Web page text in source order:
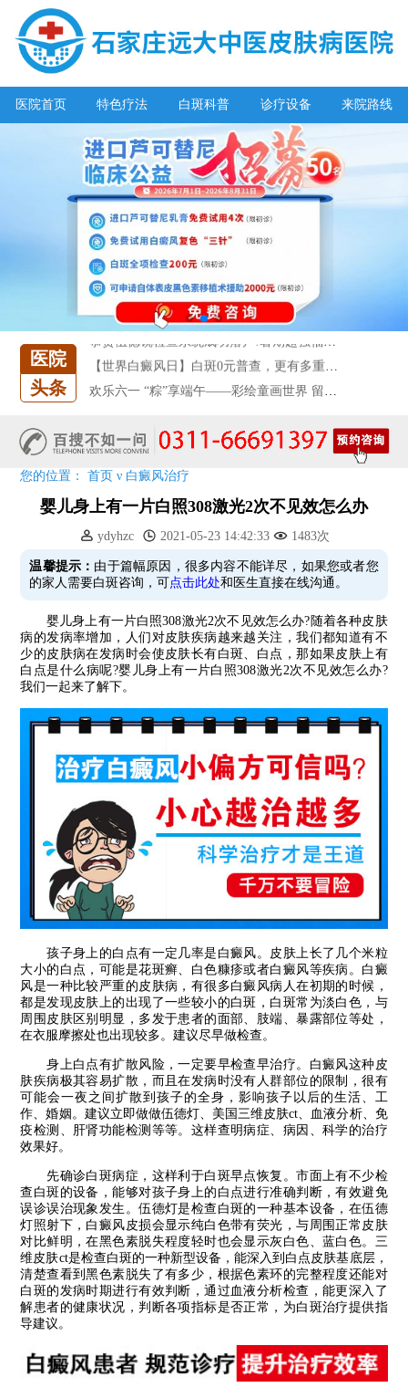
医院首页 特色疗法 白斑科普 诊疗设备 来院路线
医院
头条
7天唤醒黑色素，寒假不留白 体面迎新年!
恭贺伍德镜检查系统成功落户!暑期超强福利点击领取!
【世界白癜风日】白斑0元普查，更有多重福利千万别错过!
欢乐六一 “粽”享端午——彩绘童画世界 留住美丽瞬间
清明小长假，2022春季白斑抗复发诊疗援助活动开启!
7天唤醒黑色素，寒假不留白 体面迎新年!
预约从速!远大白转黑分享活动即将开幕!特邀北京专家来院坐诊!
恭贺伍德镜检查系统成功落户!暑期超强福利点击领取!
您的位置：首页 ν 白癜风治疗
婴儿身上有一片白照308激光2次不见效怎么办
ydyhzc 2021-05-23 14:42:33 1483次
温馨提示： 由于篇幅原因，很多内容不能详尽，如果您或者您
的家人需要白斑咨询，可点击此处和医生直接在线沟通。
婴儿身上有一片白照308激光2次不见效怎么办?随着各种皮肤
病的发病率增加，人们对皮肤疾病越来越关注，我们都知道有不
少的皮肤病在发病时会使皮肤长有白斑、白点，那如果皮肤上有
白点是什么病呢?婴儿身上有一片白照308激光2次不见效怎么办?
我们一起来了解下。
孩子身上的白点有一定几率是白癜风。皮肤上长了几个米粒
大小的白点，可能是花斑癣、白色糠疹或者白癜风等疾病。白癜
风是一种比较严重的皮肤病，有很多白癜风病人在初期的时候，
都是发现皮肤上的出现了一些较小的白斑，白斑常为淡白色，与
周围皮肤区别明显，多发于患者的面部、肢端、暴露部位等处，
在衣服摩擦处也出现较多。建议尽早做检查。
身上白点有扩散风险，一定要早检查早治疗。白癜风这种皮
肤疾病极其容易扩散，而且在发病时没有人群部位的限制，很有
可能会一夜之间扩散到孩子的全身，影响孩子以后的生活、工
作、婚姻。建议立即做做伍德灯、美国三维皮肤ct、血液分析、免
疫检测、肝肾功能检测等等。这样查明病症、病因、科学的治疗
效果好。
先确诊白斑病症，这样利于白斑早点恢复。市面上有不少检
查白斑的设备，能够对孩子身上的白点进行准确判断，有效避免
误诊误治现象发生。伍德灯是检查白斑的一种基本设备，在伍德
灯照射下，白癜风皮损会显示纯白色带有荧光，与周围正常皮肤
对比鲜明，在黑色素脱失程度轻时也会显示灰白色、蓝白色。三
维皮肤ct是检查白斑的一种新型设备，能深入到白点皮肤基底层，
清楚查看到黑色素脱失了有多少，根据色素环的完整程度还能对
白斑的发病时期进行有效判断，通过血液分析检查，能更深入了
解患者的健康状况，判断各项指标是否正常，为白斑治疗提供指
导建议。